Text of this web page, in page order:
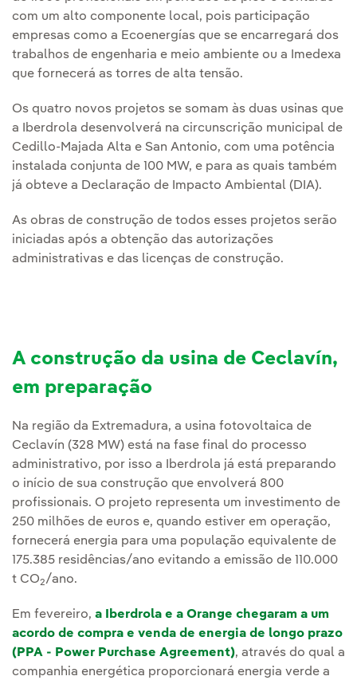
com um alto componente local, pois participação
empresas como a Ecoenergías que se encarregará dos
trabalhos de engenharia e meio ambiente ou a Imedexa
que fornecerá as torres de alta tensão.
Os quatro novos projetos se somam às duas usinas que
a Iberdrola desenvolverá na circunscrição municipal de
Cedillo-Majada Alta e San Antonio, com uma potência
instalada conjunta de 100 MW, e para as quais também
já obteve a Declaração de Impacto Ambiental (DIA).
As obras de construção de todos esses projetos serão
iniciadas após a obtenção das autorizações
administrativas e das licenças de construção.
A construção da usina de Ceclavín,
em preparação
Na região da Extremadura, a usina fotovoltaica de
Ceclavín (328 MW) está na fase final do processo
administrativo, por isso a Iberdrola já está preparando
o início de sua construção que envolverá 800
profissionais. O projeto representa um investimento de
250 milhões de euros e, quando estiver em operação,
fornecerá energia para uma população equivalente de
175.385 residências/ano evitando a emissão de 110.000
t CO2/ano.
Em fevereiro, a Iberdrola e a Orange chegaram a um
acordo de compra e venda de energia de longo prazo
(PPA - Power Purchase Agreement), através do qual a
companhia energética proporcionará energia verde a